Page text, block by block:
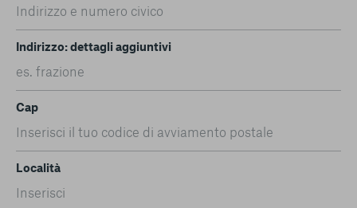
Indirizzo: dettagli aggiuntivi
Cap
Località